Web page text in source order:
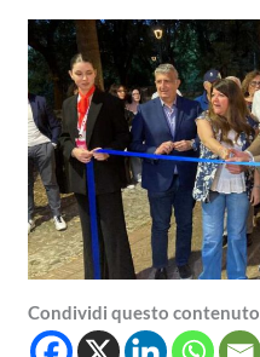
Condividi questo contenuto